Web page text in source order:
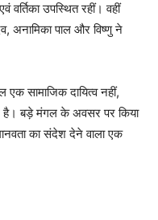
उपस्थित रहीं। वहीं
अनामिका पाल और विष्णु ने
सामाजिक दायित्व नहीं,
है। बड़े मंगल के अवसर पर किया
का संदेश देने वाला एक